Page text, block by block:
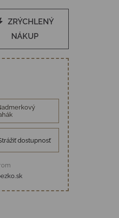
ZRÝCHLENÝ
NÁKUP
dostupnosť